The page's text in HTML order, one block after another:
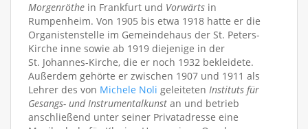
Morgenröthe in Frankfurt und Vorwärts in
Rumpenheim. Von 1905 bis etwa 1918 hatte er die
Organistenstelle im Gemeindehaus der St. Peters-
Kirche inne sowie ab 1919 diejenige in der
St. Johannes-Kirche, die er noch 1932 bekleidete.
Außerdem gehörte er zwischen 1907 und 1911 als
Lehrer des von Michele Noli geleiteten Instituts für
Gesangs- und Instrumentalkunst an und betrieb
anschließend unter seiner Privatadresse eine